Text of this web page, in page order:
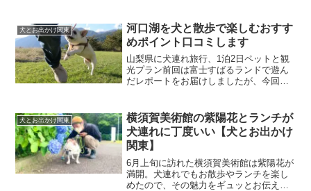
泊禁止で300台も停められる広さ。おかげ
で駐車場での待ち...
犬とお出かけ関東
河口湖を犬と散歩で楽しむおすす
めポイント口コミします
山梨県に犬連れ旅行、1泊2日ペットと観
光プラン前回は富士すばるランドで遊ん
だレポートをお届けしましたが、今回は
道の駅かつやまなら駐車場無料♪じつは山
梨への犬連れ旅行は今...
犬とお出かけ関東
横須賀美術館の紫陽花とランチが
犬連れに丁度いい【犬とお出かけ
関東】
6月上旬に訪れた横須賀美術館は紫陽花が
満開。犬連れでもお散歩やランチを楽し
めたので、その魅力をギュッとお伝えし